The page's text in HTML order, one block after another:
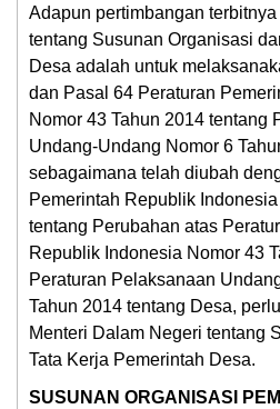
Adapun pertimbangan
tentang Susunan Organisasi
Desa adalah untuk
dan Pasal 64 Peraturan
Nomor 43 Tahun 2014 tentang
Undang-Undang Nomor 6
sebagaimana telah diubah
Pemerintah Republik
tentang Perubahan atas
Republik Indonesia Nomor 43
Peraturan Pelaksanaan
Tahun 2014 tentang Desa,
Menteri Dalam Negeri tentang
Tata Kerja Pemerintah Desa.
SUSUNAN ORGANISASI